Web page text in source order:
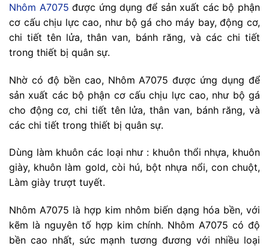
Nhôm A7075 được ứng dụng để sản xuất các bộ phận
cơ cấu chịu lực cao, như bộ gá cho máy bay, động cơ,
chi tiết tên lửa, thân van, bánh răng, và các chi tiết
trong thiết bị quân sự.
Nhờ có độ bền cao, Nhôm A7075 được ứng dụng để
sản xuất các bộ phận cơ cấu chịu lực cao, như bộ gá
cho động cơ, chi tiết tên lửa, thân van, bánh răng, và
các chi tiết trong thiết bị quân sự.
Dùng làm khuôn các loại như : khuôn thổi nhựa, khuôn
giày, khuôn làm gold, còi hú, bột nhựa nổi, con chuột,
Làm giày trượt tuyết.
Nhôm A7075 là hợp kim nhôm biến dạng hóa bền, với
kẽm là nguyên tố hợp kim chính. Nhôm A7075 có độ
bền cao nhất, sức mạnh tương đương với nhiều loại